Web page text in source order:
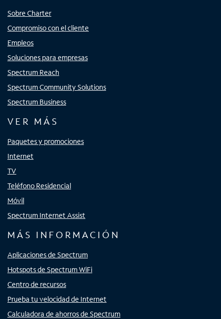
Sobre Charter
Compromiso con el cliente
Empleos
Soluciones para empresas
Spectrum Reach
Spectrum Community Solutions
Spectrum Business
VER MÁS
Paquetes y promociones
Internet
TV
Teléfono Residencial
Móvil
Spectrum Internet Assist
MÁS INFORMACIÓN
Aplicaciones de Spectrum
Hotspots de Spectrum WiFi
Centro de recursos
Prueba tu velocidad de Internet
Calculadora de ahorros de Spectrum